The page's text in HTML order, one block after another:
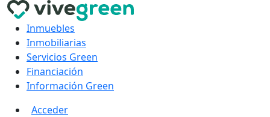
Inmuebles
Inmobiliarias
Servicios Green
Financiación
Información Green
Acceder